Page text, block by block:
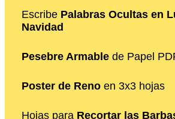
Escribe Palabras Ocultas en
Navidad
Pesebre Armable de Papel
Poster de Reno en 3x3 hojas
Hojas para Recortar las